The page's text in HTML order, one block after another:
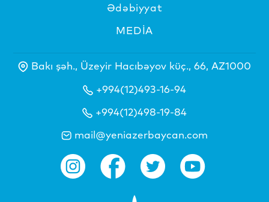
Ədəbiyyat
MEDİA
Bakı şəh., Üzeyir Hacıbəyov küç., 66, AZ1000
+994(12)493-16-94
+994(12)498-19-84
mail@yeniazerbaycan.com